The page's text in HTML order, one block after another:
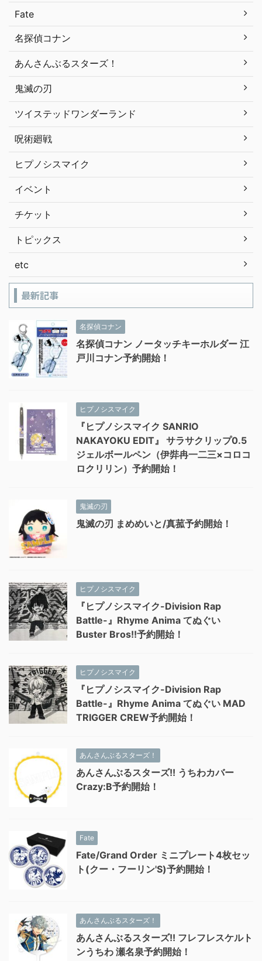
Fate
名探偵コナン
あんさんぶるスターズ！
鬼滅の刃
ツイステッドワンダーランド
呪術廻戦
ヒプノシスマイク
イベント
チケット
トピックス
etc
最新記事
名探偵コナン
名探偵コナン ノータッチキーホルダー 江
戸川コナン予約開始！
ヒプノシスマイク
『ヒプノシスマイク SANRIO
NAKAYOKU EDIT』 サラサクリップ0.5
ジェルボールペン（伊弉冉一二三×コロコ
ロクリリン）予約開始！
鬼滅の刃
鬼滅の刃 まめめいと/真菰予約開始！
ヒプノシスマイク
『ヒプノシスマイク-Division Rap
Battle-』Rhyme Anima てぬぐい
Buster Bros!!予約開始！
ヒプノシスマイク
『ヒプノシスマイク-Division Rap
Battle-』Rhyme Anima てぬぐい MAD
TRIGGER CREW予約開始！
あんさんぶるスターズ！
あんさんぶるスターズ!! うちわカバー
Crazy:B予約開始！
Fate
Fate/Grand Order ミニプレート4枚セッ
ト(クー・フーリン'S)予約開始！
あんさんぶるスターズ！
あんさんぶるスターズ!! フレフレスケルト
ンうちわ 瀬名泉予約開始！